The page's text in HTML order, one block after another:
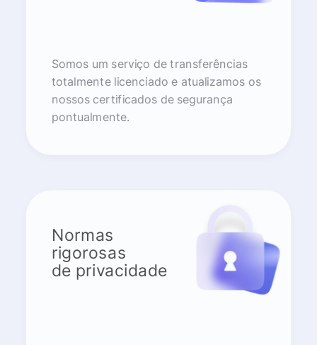
Somos um serviço de transferências
totalmente licenciado e atualizamos os
nossos certificados de segurança
pontualmente.
Normas
rigorosas
de privacidade